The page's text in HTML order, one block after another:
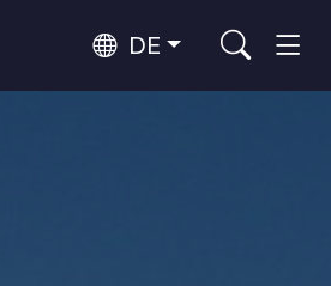
DE
der beliebtesten